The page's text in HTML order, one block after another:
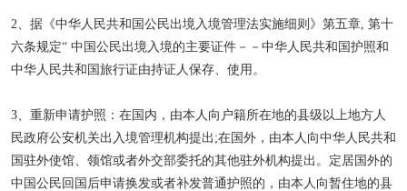
2、据《中华人民共和国公民出境入境管理法实施细则》第五章, 第十
六条规定“ 中国公民出境入境的主要证件－－中华人民共和国护照和
中华人民共和国旅行证由持证人保存、使用。
3、重新申请护照：在国内，由本人向户籍所在地的县级以上地方人
民政府公安机关出入境管理机构提出;在国外，由本人向中华人民共和
国驻外使馆、领馆或者外交部委托的其他驻外机构提出。定居国外的
中国公民回国后申请换发或者补发普通护照的，由本人向暂住地的县